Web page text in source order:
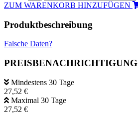
ZUM WARENKORB HINZUFÜGEN
Produktbeschreibung
Falsche Daten?
PREISBENACHRICHTIGUNG
Mindestens 30 Tage
27,52 €
Maximal 30 Tage
27,52 €